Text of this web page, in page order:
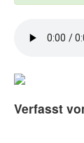
Verfasst